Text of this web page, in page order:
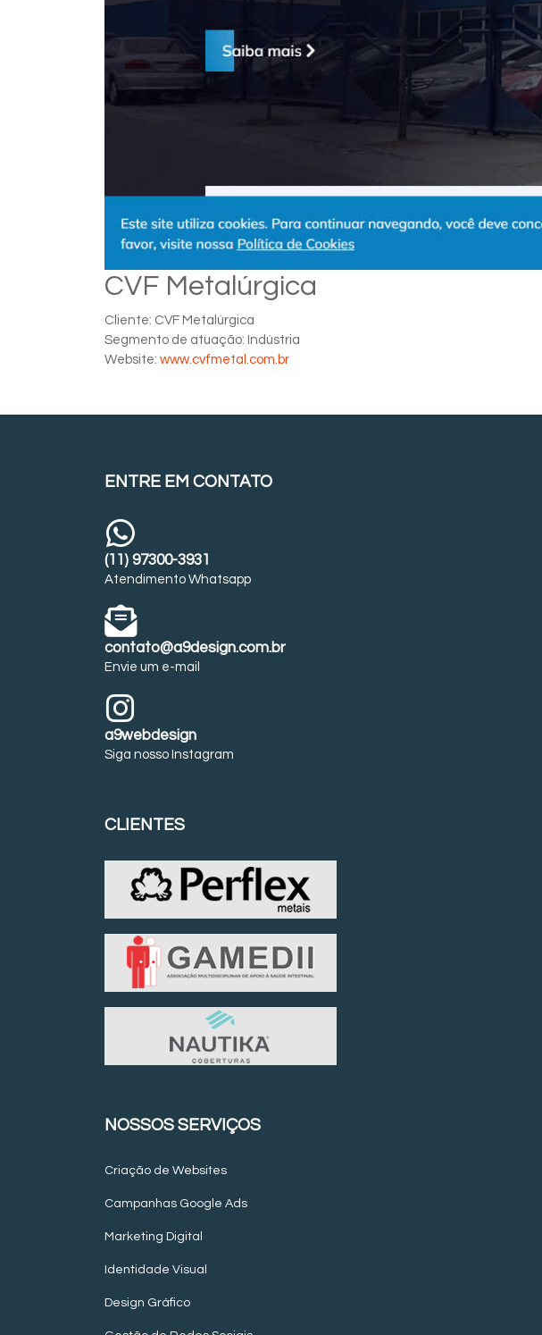
CVF Metalúrgica
Cliente: CVF Metalúrgica
Segmento de atuação: Indústria
Website: www.cvfmetal.com.br
ENTRE EM CONTATO
(11) 97300-3931
Atendimento Whatsapp
contato@a9design.com.br
Envie um e-mail
a9webdesign
Siga nosso Instagram
CLIENTES
NOSSOS SERVIÇOS
Criação de Websites
Campanhas Google Ads
Marketing Digital
Identidade Visual
Design Gráfico